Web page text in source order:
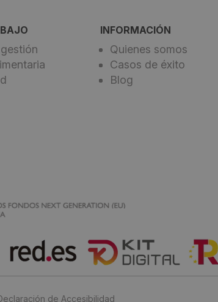
INFORMACIÓN
Quienes somos
Casos de éxito
Blog
de Accesibilidad